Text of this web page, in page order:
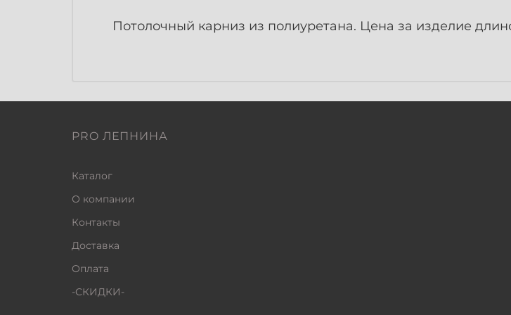
Потолочный карниз из полиуретана. Цена за изделие
PRO ЛЕПНИНА
Каталог
О компании
Контакты
Доставка
Оплата
-СКИДКИ-